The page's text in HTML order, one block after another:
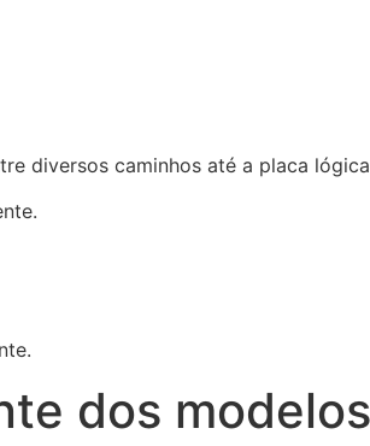
diversos caminhos até a placa
dos